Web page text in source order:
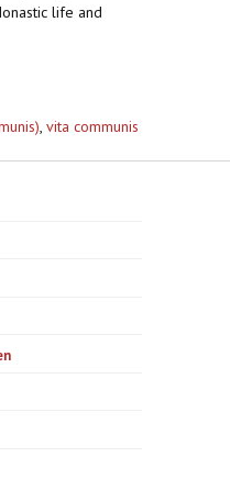
life and
, vita communis